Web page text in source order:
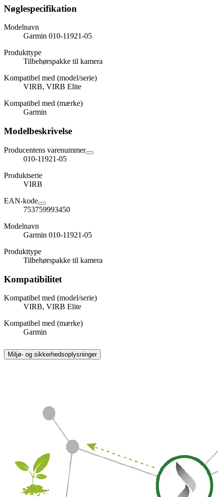
Nøglespecifikation
Modelnavn
Garmin 010-11921-05
Produkttype
Tilbehørspakke til kamera
Kompatibel med (model/serie)
VIRB, VIRB Elite
Kompatibel med (mærke)
Garmin
Modelbeskrivelse
Producentens varenummer
010-11921-05
Produktserie
VIRB
EAN-kode
753759993450
Modelnavn
Garmin 010-11921-05
Produkttype
Tilbehørspakke til kamera
Kompatibilitet
Kompatibel med (model/serie)
VIRB, VIRB Elite
Kompatibel med (mærke)
Garmin
Miljø- og sikkerhedsoplysninger